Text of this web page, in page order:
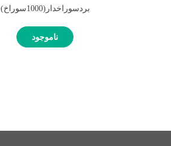
بردسوراخدار(1000سوراخ)
ناموجود